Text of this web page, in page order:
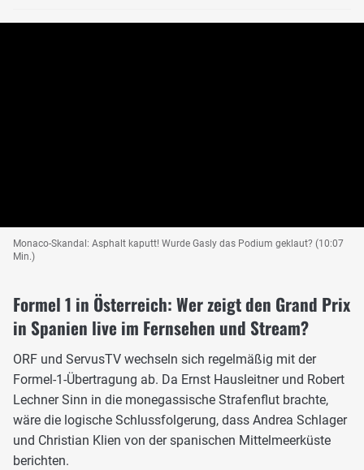
Monaco-Skandal: Asphalt kaputt! Wurde Gasly das Podium geklaut? (10:07
Min.)
Formel 1 in Österreich: Wer zeigt den Grand Prix
in Spanien live im Fernsehen und Stream?
ORF und ServusTV wechseln sich regelmäßig mit der
Formel-1-Übertragung ab. Da Ernst Hausleitner und Robert
Lechner Sinn in die monegassische Strafenflut brachte,
wäre die logische Schlussfolgerung, dass Andrea Schlager
und Christian Klien von der spanischen Mittelmeerküste
berichten.